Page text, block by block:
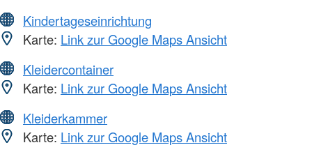
Kindertageseinrichtung
Karte: Link zur Google Maps Ansicht
Kleidercontainer
Karte: Link zur Google Maps Ansicht
Kleiderkammer
Karte: Link zur Google Maps Ansicht